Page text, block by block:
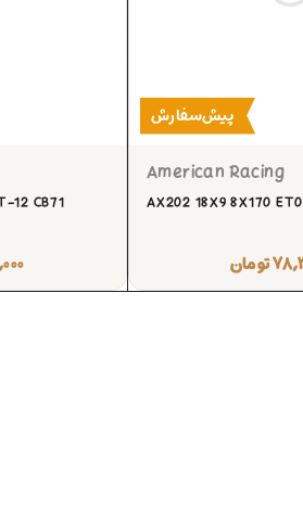
پیش‌سفارش
American Racing
AX202 18X9 8X170
تومان
12 CB71